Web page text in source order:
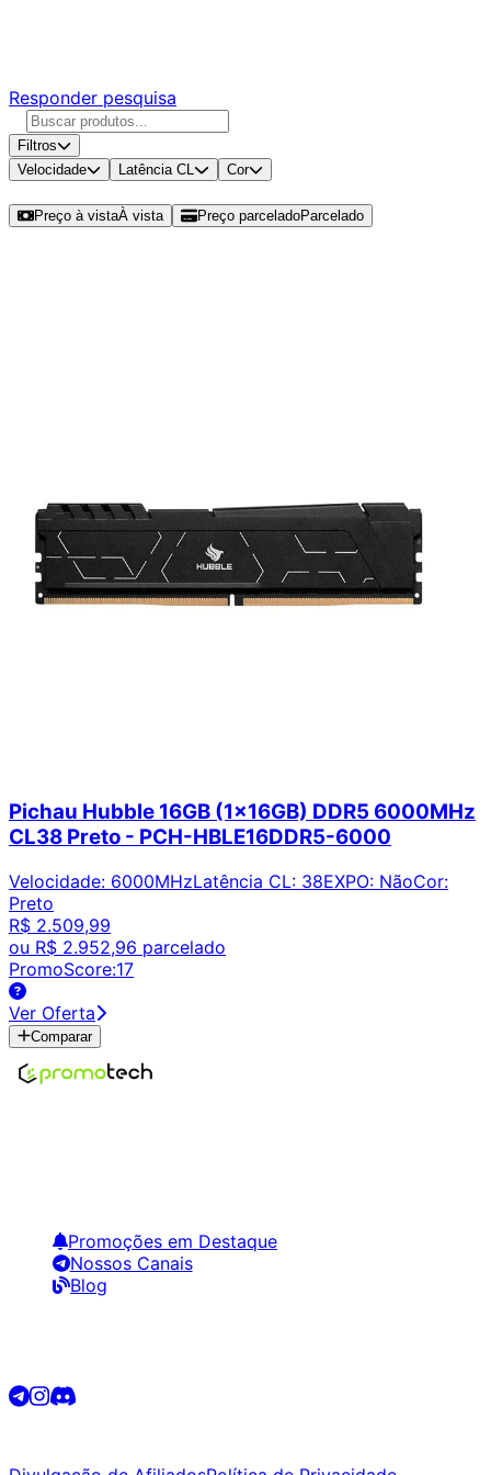
Responder pesquisa
Filtros
Velocidade
Latência CL Cor
Preço à vistaÀ vista Preço parceladoParcelado
Pichau Hubble 16GB (1x16GB) DDR5 6000MHz
CL38 Preto - PCH-HBLE16DDR5-6000
Velocidade: 6000MHzLatência CL: 38EXPO: NãoCor:
Preto
R$ 2.509,99
ou R$ 2.952,96 parcelado
PromoScore:17
Ver Oferta
Comparar
Promoções em Destaque
Nossos Canais
Blog